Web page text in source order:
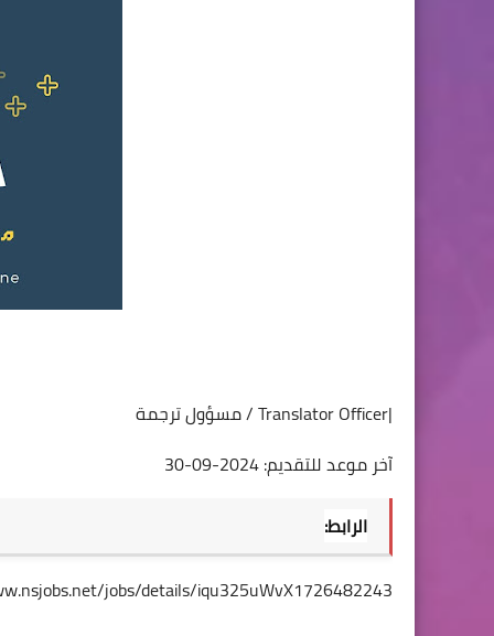
|Translator Officer / مسؤول ترجمة
آخر موعد للتقديم: 2024-09-30
الرابط:
jobs/details/iqu325uWvX1726482243